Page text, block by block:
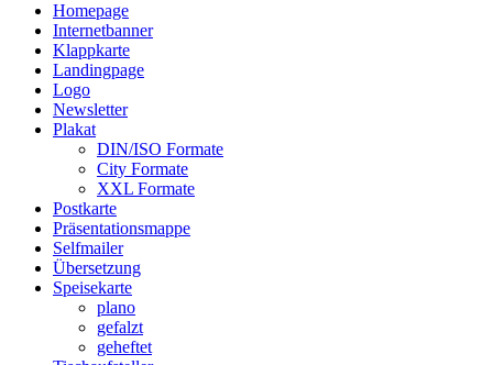
Homepage
Internetbanner
Klappkarte
Landingpage
Logo
Newsletter
Plakat
DIN/ISO Formate
City Formate
XXL Formate
Postkarte
Präsentationsmappe
Selfmailer
Übersetzung
Speisekarte
plano
gefalzt
geheftet